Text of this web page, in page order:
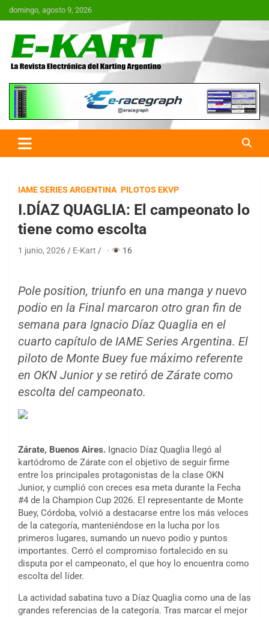
Saltar
al
domingo, agosto 9, 2026
E-Kart.com.ar | La Revista
Electrónica del Karting en
Argentina
IAME SERIES ARGENTINA PILOTOS EKVP
I.DÍAZ QUAGLIA: El campeonato lo
tiene como escolta
1 junio, 2026 E-Kart · 16
Pole position, triunfo en una manga y nuevo
podio en la Final marcaron otro gran fin de
semana para Ignacio Díaz Quaglia en el
cuarto capítulo de IAME Series Argentina. El
piloto de Monte Buey fue máximo referente
en OKN Junior y se retiró de Zárate como
escolta del campeonato.
Zárate, Buenos Aires. Ignacio Díaz Quaglia llegó al
kartódromo de Zárate con el objetivo de seguir firme
entre los principales protagonistas de la clase OKN
Junior, y cumplió con creces esa meta durante la Fecha
#4 de la Champion Cup 2026. El representante de Monte
Buey, Córdoba, volvió a destacarse entre los más veloces
de la categoría, manteniéndose en la lucha por los
primeros lugares, sumando un nuevo podio y puntos
importantes. Cerró el compromiso fortalecido en su
disputa por el campeonato, el que hoy lo encuentra como
escolta del líder.
La actividad sabatina tuvo a Díaz Quaglia como una de las
grandes referencias de la categoría. Tras marcar el mejor